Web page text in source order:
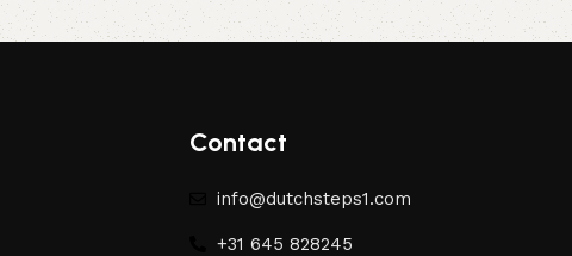
Contact
info@dutchsteps1.com
+31 645 828245